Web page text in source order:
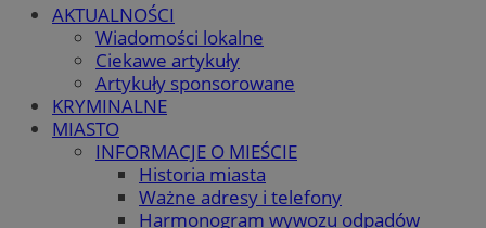
AKTUALNOŚCI
Wiadomości lokalne
Ciekawe artykuły
Artykuły sponsorowane
KRYMINALNE
MIASTO
INFORMACJE O MIEŚCIE
Historia miasta
Ważne adresy i telefony
Harmonogram wywozu odpadów